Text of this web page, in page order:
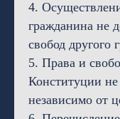
4.
гражданина не
свобод другого
5. Права и
Конституции
независимо от